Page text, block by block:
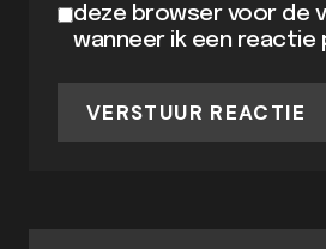
deze browser voor de
wanneer ik een reactie
VERSTUUR REACTIE